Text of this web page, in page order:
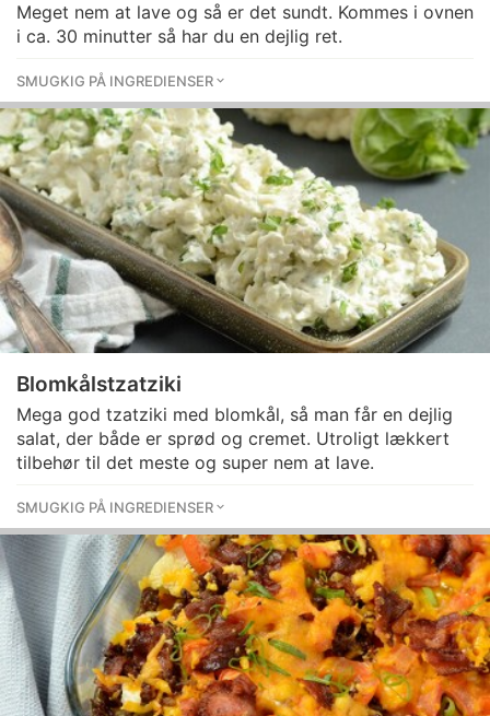
Meget nem at lave og så er det sundt. Kommes i ovnen
i ca. 30 minutter så har du en dejlig ret.
SMUGKIG PÅ INGREDIENSER
Blomkålstzatziki
Mega god tzatziki med blomkål, så man får en dejlig
salat, der både er sprød og cremet. Utroligt lækkert
tilbehør til det meste og super nem at lave.
SMUGKIG PÅ INGREDIENSER